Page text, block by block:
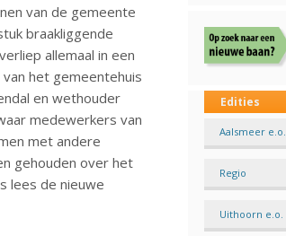
van de gemeente
braakliggende
allemaal in een
het gemeentehuis
en wethouder
medewerkers van
met andere
gehouden over het
lees de nieuwe
Edities
Aalsmeer e.o.
Regio
Uithoorn e.o.